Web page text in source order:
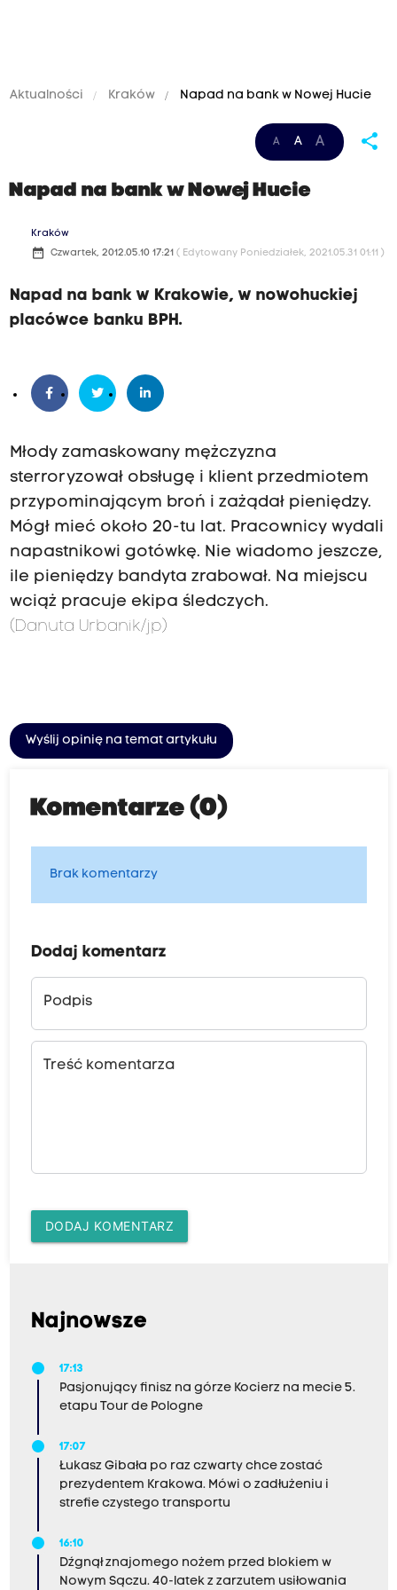
Aktualności Kraków Napad na bank w Nowej Hucie
A A A share
Napad na bank w Nowej Hucie
Kraków
date_range Czwartek, 2012.05.10 17:21 ( Edytowany Poniedziałek, 2021.05.31 01:11 )
Napad na bank w Krakowie, w nowohuckiej
placówce banku BPH.
Młody zamaskowany mężczyzna
sterroryzował obsługę i klient przedmiotem
przypominającym broń i zażądał pieniędzy.
Mógł mieć około 20-tu lat. Pracownicy wydali
napastnikowi gotówkę. Nie wiadomo jeszcze,
ile pieniędzy bandyta zrabował. Na miejscu
wciąż pracuje ekipa śledczych.
(Danuta Urbanik/jp)
Wyślij opinię na temat artykułu
Komentarze (0)
Brak komentarzy
Dodaj komentarz
Podpis
Treść komentarza
DODAJ KOMENTARZ
Najnowsze
17:13
Pasjonujący finisz na górze Kocierz na mecie 5.
etapu Tour de Pologne
17:07
Łukasz Gibała po raz czwarty chce zostać
prezydentem Krakowa. Mówi o zadłużeniu i
strefie czystego transportu
16:10
Dźgnął znajomego nożem przed blokiem w
Nowym Sączu. 40-latek z zarzutem usiłowania